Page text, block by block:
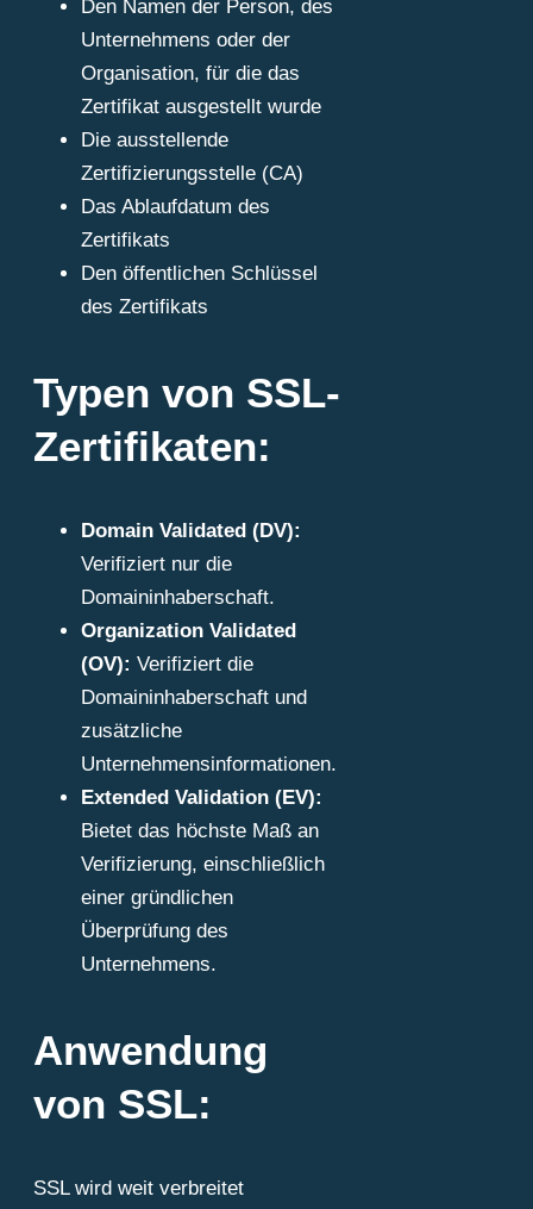
Den Namen der Person, des
Unternehmens oder der
Organisation, für die das
Zertifikat ausgestellt wurde
Die ausstellende
Zertifizierungsstelle (CA)
Das Ablaufdatum des
Zertifikats
Den öffentlichen Schlüssel
des Zertifikats
Typen von SSL-
Zertifikaten:
Domain Validated (DV):
Verifiziert nur die
Domaininhaberschaft.
Organization Validated
(OV): Verifiziert die
Domaininhaberschaft und
zusätzliche
Unternehmensinformationen.
Extended Validation (EV):
Bietet das höchste Maß an
Verifizierung, einschließlich
einer gründlichen
Überprüfung des
Unternehmens.
Anwendung
von SSL:
SSL wird weit verbreitet